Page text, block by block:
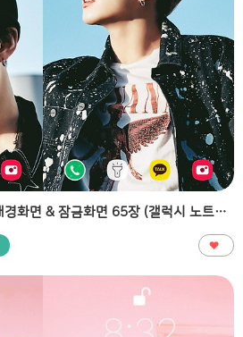
방탄소년단(bts) 봄날 폰 배경화면 & 잠금화면 65장 (갤럭시 노트8, 노트9, S8, S9)